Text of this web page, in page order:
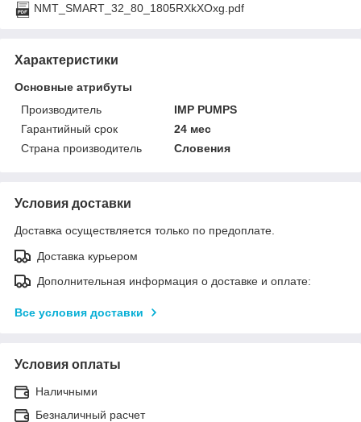
NMT_SMART_32_80_1805RXkXOxg.pdf
Характеристики
Основные атрибуты
Производитель
IMP PUMPS
Гарантийный срок
24 мес
Страна производитель
Словения
Условия доставки
Доставка осуществляется только по предоплате.
Доставка курьером
Дополнительная информация о доставке и оплате:
Все условия доставки
Условия оплаты
Наличными
Безналичный расчет